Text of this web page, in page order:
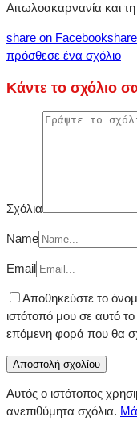
Αιτωλοακαρνανία και
share on Facebook
πρόσθεσε ένα σχόλιο
Κάντε το σχόλιο
Σχόλια
Name
Email
Αποθηκεύστε το
ιστότοπό μου σε αυτό
επόμενη φορά που θα
Αυτός ο ιστότοπος
ανεπιθύμητα σχόλια.